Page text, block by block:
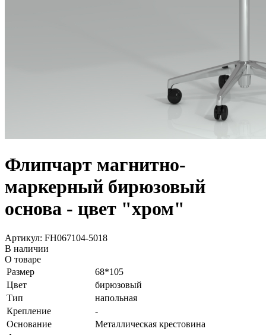
Флипчарт магнитно-
маркерный бирюзовый
основа - цвет "хром"
Артикул: FH067104-5018
В наличии
О товаре
Размер
68*105
Цвет
бирюзовый
Тип
напольная
Крепление
-
Основание
Металлическая крестовина